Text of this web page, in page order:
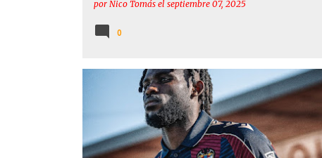
por Nico Tomás el septiembre 07, 2025
0
ACTUALIDAD FICHAJES GODUINE KOYALIPOU